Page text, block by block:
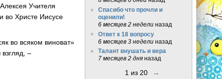
Учителя
во Христе Иисусе
во всяком виноват»
–
Спасибо что прочли и
оценили!
6 месяцев 2 неделиназад
Ответ к 18 вопросу
6 месяцев 3 неделиназад
Талант внушать и вера
7 месяцев 2 дняназад
1 из 20 →